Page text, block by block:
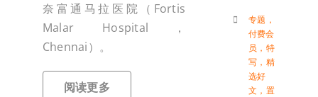
奈富通马拉医院（Fortis
Malar Hospital，
Chennai）。
阅读更多
专题 ，
付费会
员 ， 特
写 ， 精
选好
文 ， 置